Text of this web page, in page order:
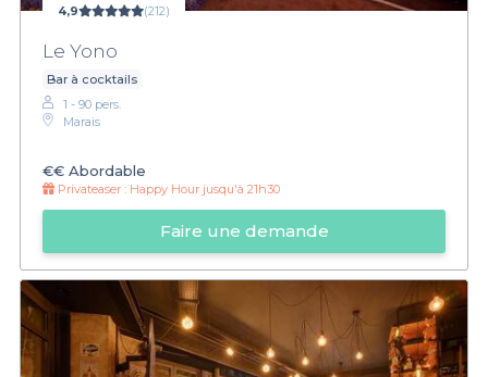
4,9 (212)
Le Yono
Bar à cocktails
1 - 90 pers.
Marais
€€ Abordable
Privateaser : Happy Hour jusqu'à 21h30
Faire une demande